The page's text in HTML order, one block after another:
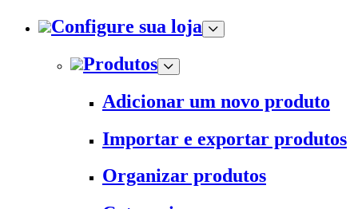
Configure sua loja
Produtos
Adicionar um novo produto
Importar e exportar produtos
Organizar produtos